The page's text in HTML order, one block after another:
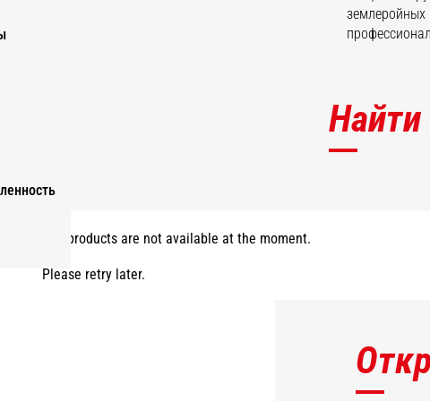
землеройных
Найти
The products are not available at the moment.
Please retry later.